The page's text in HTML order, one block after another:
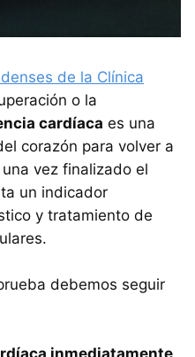
de la Clínica
o la
cardíaca es una
corazón para volver a
vez finalizado el
un indicador
y tratamiento de
debemos seguir
inmediatamente